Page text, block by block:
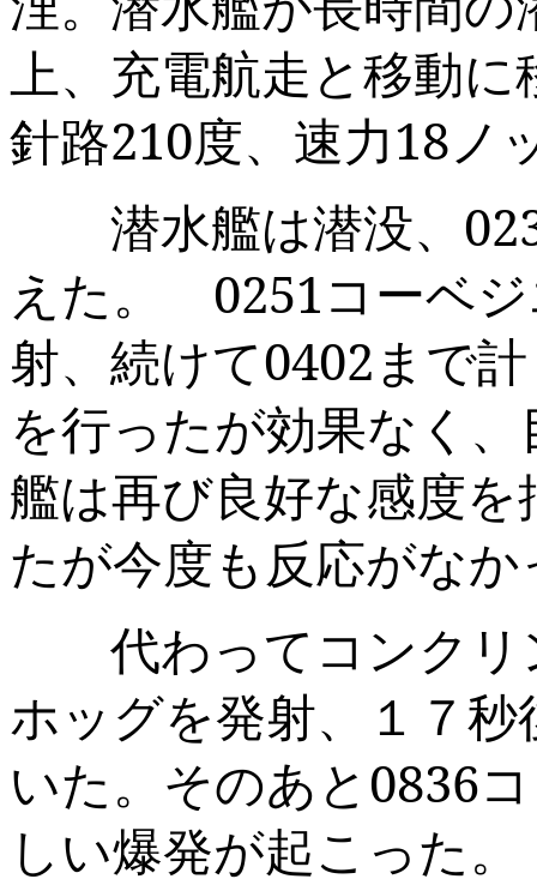
上、充電航走と移動
針路210度、速力18ノ
潜水艦は潜没、
えた。 0251コーベ
射、続けて0402まで
を行ったが効果なく
艦は再び良好な感度
たが今度も反応がな
代わってコンクリ
ホッグを発射、１７
いた。そのあと0836
しい爆発が起こった。